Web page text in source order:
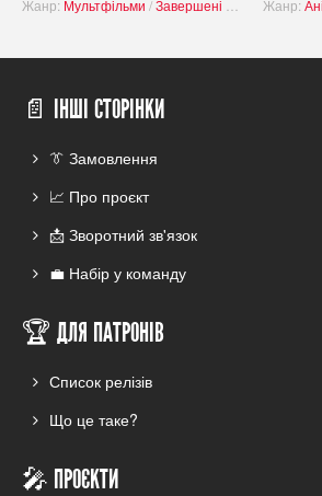
Жанр: Мультфільми /Завершені проєкти /
Жанр:
📄 ІНШІ СТОРІНКИ
👔 Замовлення
📈 Про проєкт
📩 Зворотний зв'язок
💼 Набір у команду
🏆 ДЛЯ ПАТРОНІВ
Список релізів
Що це таке?
🎤 ПРОЄКТИ